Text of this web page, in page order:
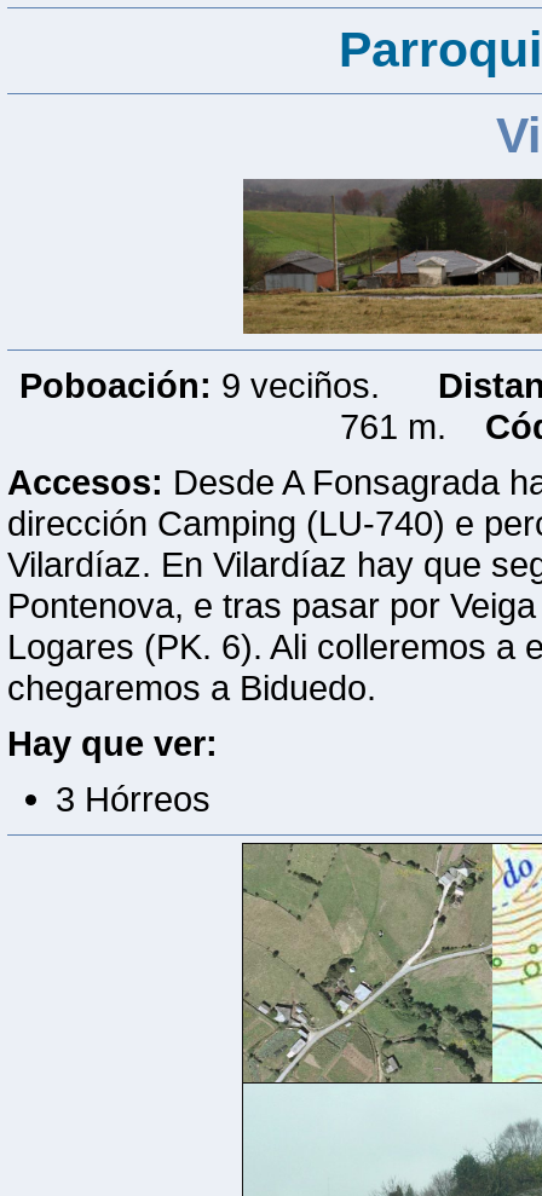
Poboación: 9 veciños.
761 m.
Accesos: Desde A Fonsagrada
dirección Camping (LU-740) e
Vilardíaz. En Vilardíaz hay que
Pontenova, e tras pasar por
Logares (PK. 6). Ali colleremos a
chegaremos a Biduedo.
Hay que ver:
3 Hórreos